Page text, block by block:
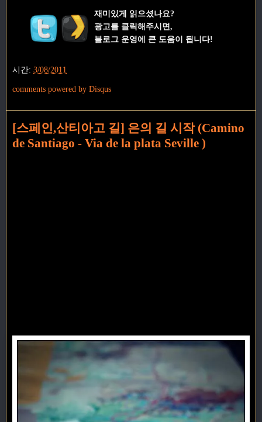
재미있게 읽으셨나요?
광고를 클릭해주시면,
블로그 운영에 큰 도움이 됩니다!
시간: 3/08/2011
comments powered by Disqus
[스페인,산티아고 길] 은의 길 시작 (Camino
de Santiago - Via de la plata Seville )